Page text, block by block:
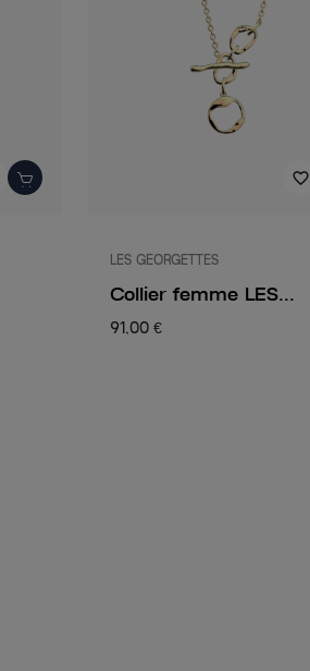
favorite_border
LES GEORGETTES
Collier femme LES...
91,00 €